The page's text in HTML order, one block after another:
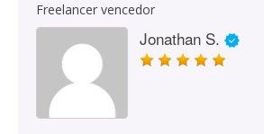
Freelancer vencedor
Jonathan S.